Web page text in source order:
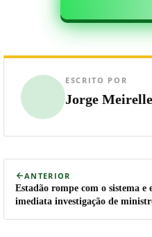
ESCRITO POR
Jorge
ANTERIOR
Estadão rompe com o sistema e
imediata investigação de